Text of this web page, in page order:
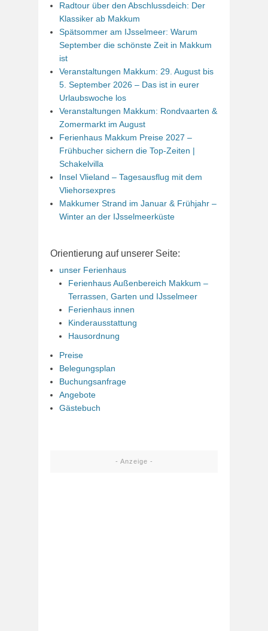
Radtour über den Abschlussdeich: Der
Klassiker ab Makkum
Spätsommer am IJsselmeer: Warum
September die schönste Zeit in Makkum
ist
Veranstaltungen Makkum: 29. August bis
5. September 2026 – Das ist in eurer
Urlaubswoche los
Veranstaltungen Makkum: Rondvaarten &
Zomermarkt im August
Ferienhaus Makkum Preise 2027 –
Frühbucher sichern die Top-Zeiten |
Schakelvilla
Insel Vlieland – Tagesausflug mit dem
Vliehorsexpres
Makkumer Strand im Januar & Frühjahr –
Winter an der IJsselmeerküste
Orientierung auf unserer Seite:
unser Ferienhaus
Ferienhaus Außenbereich Makkum –
Terrassen, Garten und IJsselmeer
Ferienhaus innen
Kinderausstattung
Hausordnung
Preise
Belegungsplan
Buchungsanfrage
Angebote
Gästebuch
- Anzeige -